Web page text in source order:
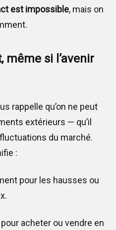
est impossible, mais on
même si l’avenir
rappelle qu’on ne peut
extérieurs — qu’il
du marché.
:
pour les hausses ou
acheter ou vendre en